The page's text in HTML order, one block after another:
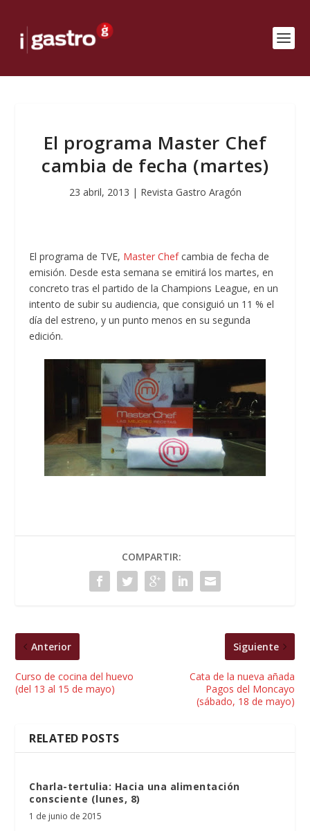
El programa Master Chef
cambia de fecha (martes)
23 abril, 2013 | Revista Gastro Aragón
El programa de TVE, Master Chefcambia de fecha de
emisión. Desde esta semana se emitirá los martes, en
concreto tras el partido de la Champions League, en un
intento de subir su audiencia, que consiguió un 11 % el
día del estreno, y un punto menos en su segunda
edición.
COMPARTIR:
Anterior
Curso de cocina del huevo
(del 13 al 15 de mayo)
Siguiente
Cata de la nueva añada
Pagos del Moncayo
(sábado, 18 de mayo)
RELATED POSTS
Charla-tertulia: Hacia una alimentación
consciente (lunes, 8)
1 de junio de 2015